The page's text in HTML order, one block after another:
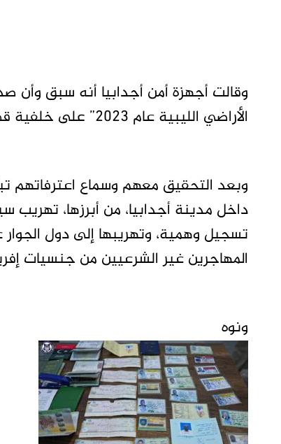
وقالت أجهزة أمن أجدابيا أنه سبق وأن
الأراضي الليبية عام 2023” على خلفية قضايا هجرة غير شرعية وكسب غير مشروع.
وبعد التحقيق معهم وسماع اعترفاتهم
داخل مدينة أجدابيا، من أبرزها، تهريب
تسجيل وهمية، وتهريبها إلى دول
المهاجرين غير الشرعيين من جنسيات
ونوه